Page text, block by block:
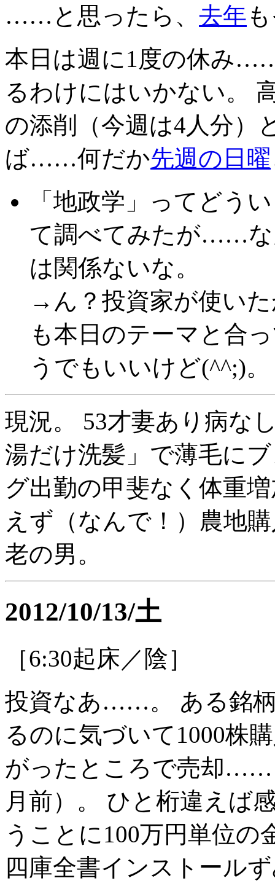
……と思ったら、 去年
本日は週に1度の休み
るわけにはいかない。
の添削（今週は4人分）
ば……何だか先週の日曜
「地政学」ってどう
て調べてみたが……な
は関係ないな。
→ん？投資家が使い
も本日のテーマと合
うでもいいけど(^^;)。
現況。 53才妻あり病な
湯だけ洗髪」で薄毛に
グ出勤の甲斐なく体重
えず（なんで！）農地
老の男。
2012/10/13/土
［6:30起床／陰］
投資なあ……。 ある銘
るのに気づいて1000株
がったところで売却……
月前）。 ひと桁違えば
うことに100万円単位
四庫全書インストール